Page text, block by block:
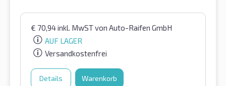
€ 70,94inkl. MwSTvon Auto-Raifen GmbH
AUF LAGER
Versandkostenfrei
Details Warenkorb